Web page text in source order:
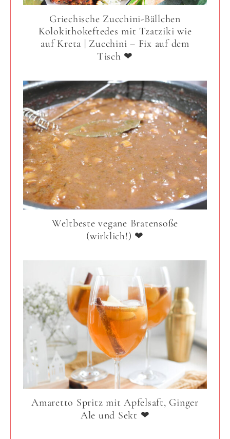
Griechische Zucchini-Bällchen
Kolokithokeftedes mit Tzatziki wie
auf Kreta | Zucchini – Fix auf dem
Tisch ❤
Weltbeste vegane Bratensoße
(wirklich!) ❤
Amaretto Spritz mit Apfelsaft, Ginger
Ale und Sekt ❤